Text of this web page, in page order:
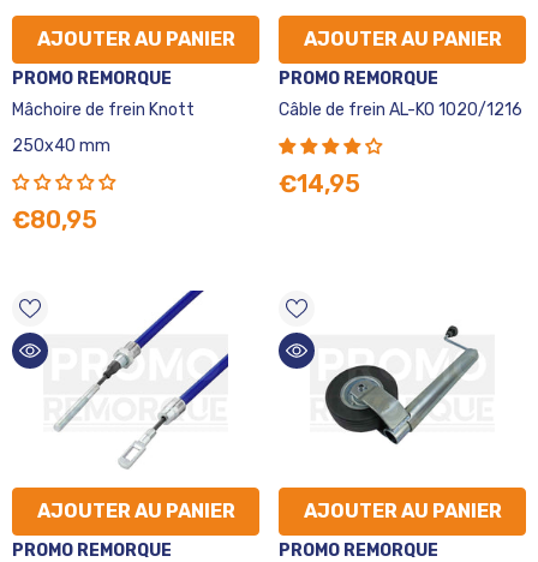
AJOUTER AU PANIER
VENDEUR
:
PROMO REMORQUE
Mâchoire de frein Knott
250x40 mm
€80,95
AJOUTER AU PANIER
VENDEUR
:
PROMO REMORQUE
Câble de frein AL-KO 1020/1216
€14,95
AJOUTER AU PANIER
VENDEUR
PROMO REMORQUE
AJOUTER AU PANIER
VENDEUR
PROMO REMORQUE